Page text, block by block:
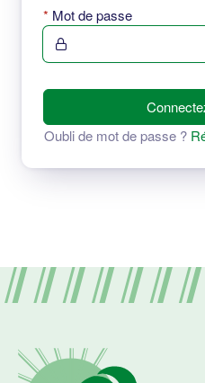
Mot de passe
Oubli de mot de passe ?